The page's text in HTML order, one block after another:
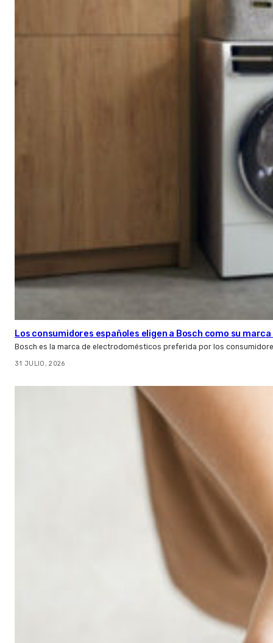
Los consumidores españoles eligen a Bosch como su
Bosch es la marca de electrodomésticos preferida por los
31 JULIO, 2026